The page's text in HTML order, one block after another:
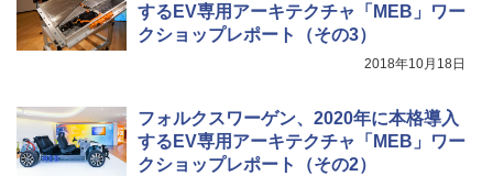
するEV専用アーキテクチャ「MEB」ワー
クショップレポート（その3）
2018年10月18日
フォルクスワーゲン、2020年に本格導入
するEV専用アーキテクチャ「MEB」ワー
クショップレポート（その2）